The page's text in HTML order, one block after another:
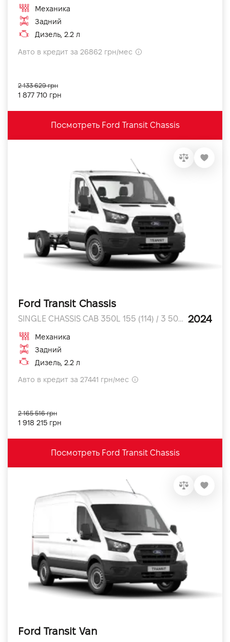
Механика
Задний
Дизель, 2.2 л
Авто в кредит за 26862 грн/мес
1 877 710 грн
2 133 629 грн
Посмотреть Ford Transit Chassis
Ford Transit Chassis
SINGLE CHASSIS CAB 350L 155 (114) / 3 500 л.с. 2024
Механика
Задний
Дизель, 2.2 л
Авто в кредит за 27441 грн/мес
1 918 215 грн
2 165 516 грн
Посмотреть Ford Transit Chassis
Ford Transit Van